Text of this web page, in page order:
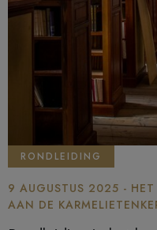
RONDLEIDING
9 AUGUSTUS 2025 - HET
AAN DE